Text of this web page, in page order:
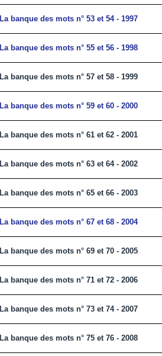
La banque des mots n° 53 et 54 - 1997
La banque des mots n° 55 et 56 - 1998
La banque des mots n° 57 et 58 - 1999
La banque des mots n° 59 et 60 - 2000
La banque des mots n° 61 et 62 - 2001
La banque des mots n° 63 et 64 - 2002
La banque des mots n° 65 et 66 - 2003
La banque des mots n° 67 et 68 - 2004
La banque des mots n° 69 et 70 - 2005
La banque des mots n° 71 et 72 - 2006
La banque des mots n° 73 et 74 - 2007
La banque des mots n° 75 et 76 - 2008